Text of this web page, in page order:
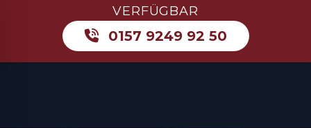
VERFÜGBAR
0157 9249 92 50